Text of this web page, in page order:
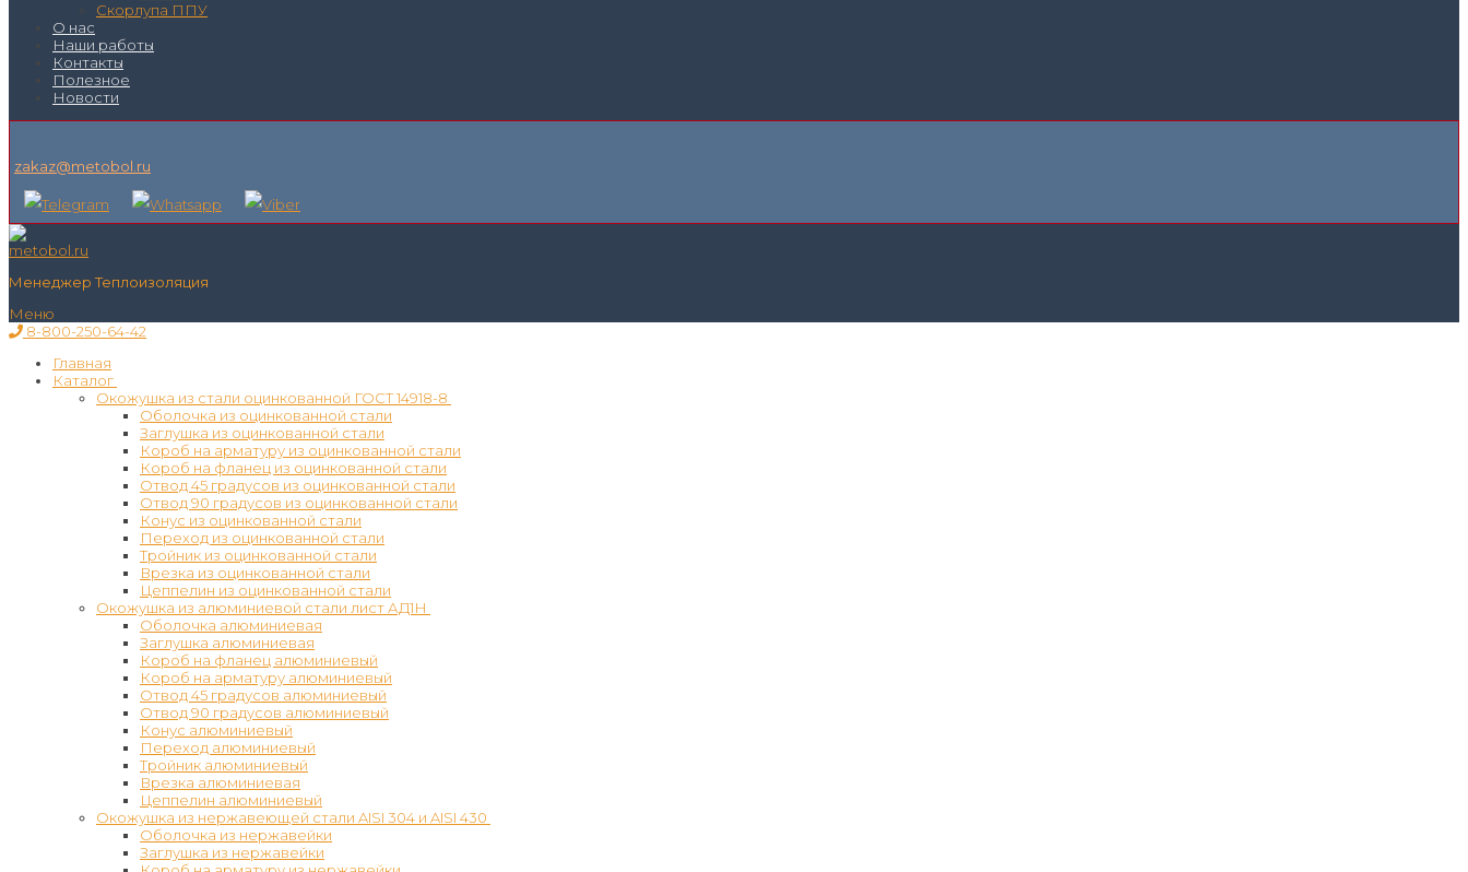
Скорлупа ППУ
О нас
Наши работы
Контакты
Полезное
Новости
zakaz@metobol.ru
Менеджер Теплоизоляция
Меню
8-800-250-64-42
Главная
Каталог
Окожушка из стали оцинкованной ГОСТ 14918-8
Оболочка из оцинкованной стали
Заглушка из оцинкованной стали
Короб на арматуру из оцинкованной стали
Короб на фланец из оцинкованной стали
Отвод 45 градусов из оцинкованной стали
Отвод 90 градусов из оцинкованной стали
Конус из оцинкованной стали
Переход из оцинкованной стали
Тройник из оцинкованной стали
Врезка из оцинкованной стали
Цеппелин из оцинкованной стали
Окожушка из алюминиевой стали лист АД1Н
Оболочка алюминиевая
Заглушка алюминиевая
Короб на фланец алюминиевый
Короб на арматуру алюминиевый
Отвод 45 градусов алюминиевый
Отвод 90 градусов алюминиевый
Конус алюминиевый
Переход алюминиевый
Тройник алюминиевый
Врезка алюминиевая
Цеппелин алюминиевый
Окожушка из нержавеющей стали AISI 304 и AISI 430
Оболочка из нержавейки
Заглушка из нержавейки